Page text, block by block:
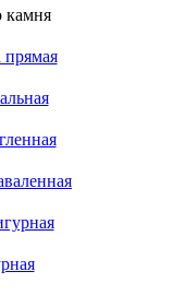
камня